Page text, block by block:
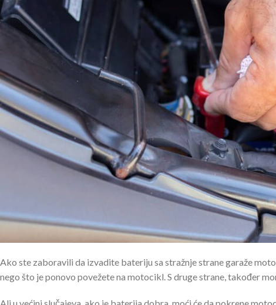
Ako ste zaboravili da izvadite bateriju sa stražnje strane garaže
nego što je ponovo povežete na motocikl. S druge strane, također